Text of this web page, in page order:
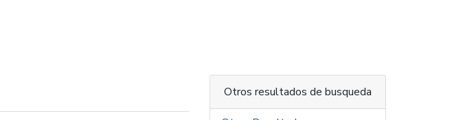
Otros resultados de busqueda